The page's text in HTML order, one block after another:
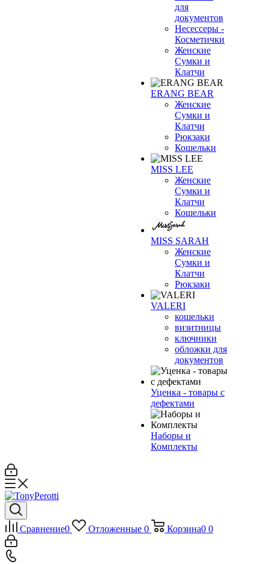
для
документов
Несессеры -
Косметички
Женские
Сумки и
Клатчи
ERANG BEAR
Женские
Сумки и
Клатчи
Рюкзаки
Кошельки
MISS LEE
Женские
Сумки и
Клатчи
Кошельки
MISS SARAH
Женские
Сумки и
Клатчи
Рюкзаки
VALERI
кошельки
визитницы
ключники
обложки для
документов
Уценка - товары с
дефектами
Наборы и
Комплекты
Сравнение0 Отложенные 0 Корзина0 0